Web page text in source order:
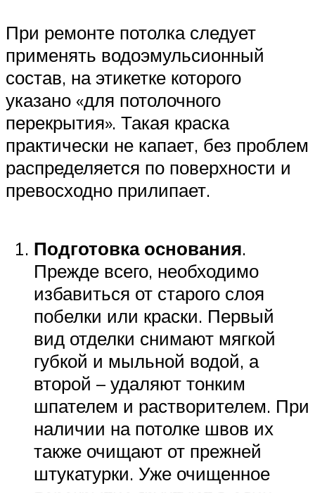
При ремонте потолка следует
применять водоэмульсионный
состав, на этикетке которого
указано «для потолочного
перекрытия». Такая краска
практически не капает, без проблем
распределяется по поверхности и
превосходно прилипает.
Подготовка основания.
Прежде всего, необходимо
избавиться от старого слоя
побелки или краски. Первый
вид отделки снимают мягкой
губкой и мыльной водой, а
второй – удаляют тонким
шпателем и растворителем. При
наличии на потолке швов их
также очищают от прежней
штукатурки. Уже очищенное